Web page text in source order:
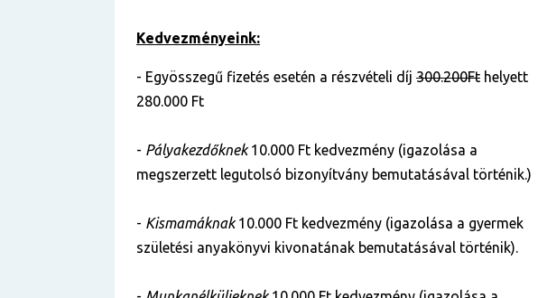
Kedvezményeink:
- Egyösszegű fizetés esetén a részvételi díj 300.200Ft helyett
280.000 Ft
- Pályakezdőknek10.000 Ft kedvezmény (igazolása a
megszerzett legutolsó bizonyítvány bemutatásával történik.)
- Kismamáknak10.000 Ft kedvezmény (igazolása a gyermek
születési anyakönyvi kivonatának bemutatásával történik).